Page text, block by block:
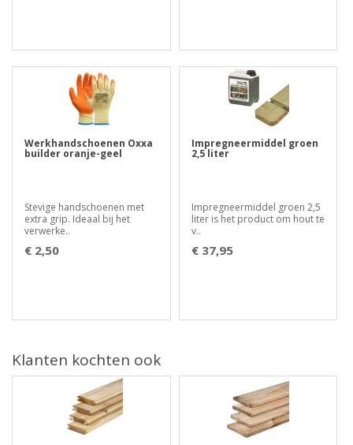
Werkhandschoenen Oxxa
builder oranje-geel
Stevige handschoenen met
extra grip. Ideaal bij het
verwerke..
€ 2,50
Impregneermiddel groen
2,5 liter
Impregneermiddel groen 2,5
liter is het product om hout te
v..
€ 37,95
Klanten kochten ook